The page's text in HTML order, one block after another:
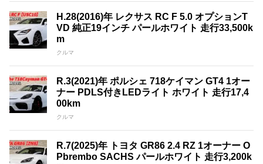
H.28(2016)年 レクサス RC F 5.0 オプションT
VD 純正19インチ パールホワイト 走行33,500k
m
クルマ
R.3(2021)年 ポルシェ 718ケイマン GT4 1オー
ナー PDLS付きLEDライト ホワイト 走行17,4
00km
クルマ
R.7(2025)年 トヨタ GR86 2.4 RZ 1オーナー O
Pbrembo SACHS パールホワイト 走行3,200k